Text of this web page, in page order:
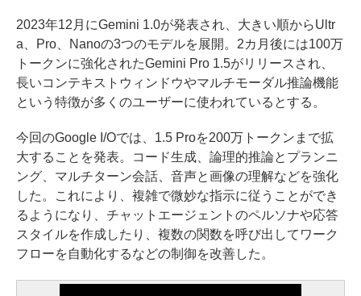
2023年12月にGemini 1.0が発表され、大きい順からUltr
a、Pro、Nanoの3つのモデルを展開。2カ月後には100万
トークンに強化されたGemini Pro 1.5がリリースされ、
長いコンテキストウィンドウやマルチモーダル推論機能
という特徴が多くのユーザーに使われているとする。
今回のGoogle I/Oでは、1.5 Proを200万トークンまで拡
大することを発表。コード生成、論理的推論とプランニ
ング、マルチターン会話、音声と画像の理解などを強化
した。これにより、複雑で微妙な指示に従うことができ
るようになり、チャットエージェントのペルソナや応答
スタイルを作成したり、複数の関数を呼び出してワーク
フローを自動化するなどの制御を改善した。